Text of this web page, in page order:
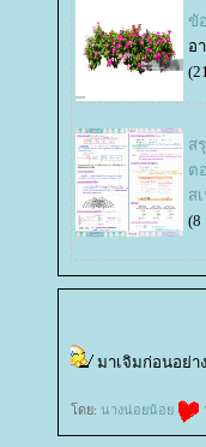
ขั
อ
ส
ต
ส
(8
มาเจิมก่อนอย่า
ดย: นางน่อยน้อ